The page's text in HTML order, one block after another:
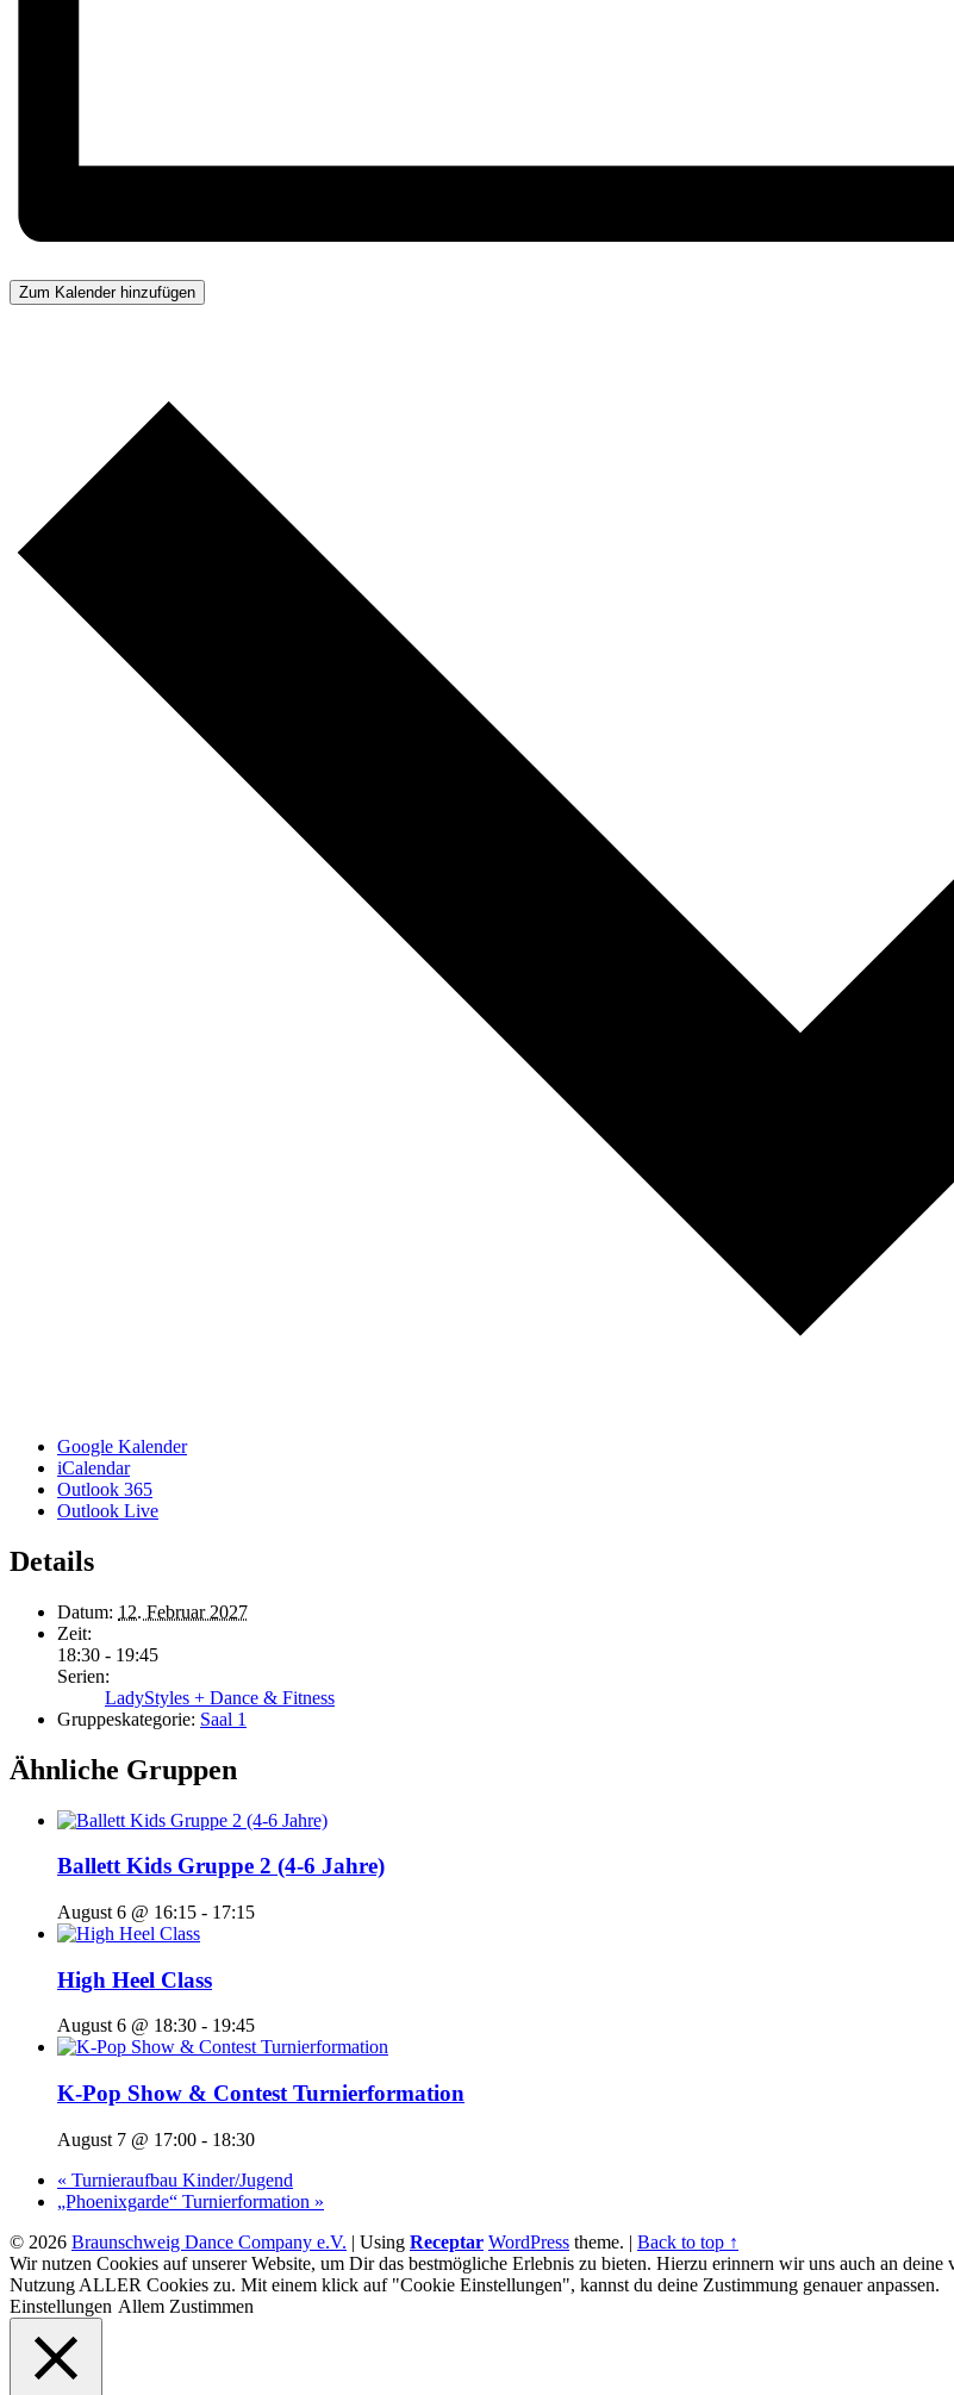
Zum Kalender hinzufügen
Google Kalender
iCalendar
Outlook 365
Outlook Live
Details
Datum: 12. Februar 2027
Zeit:
18:30 - 19:45
Serien:
LadyStyles + Dance & Fitness
Gruppeskategorie: Saal 1
Ähnliche Gruppen
Ballett Kids Gruppe 2 (4-6 Jahre)
August 6 @ 16:15 - 17:15
High Heel Class
August 6 @ 18:30 - 19:45
K-Pop Show & Contest Turnierformation
August 7 @ 17:00 - 18:30
« Turnieraufbau Kinder/Jugend
„Phoenixgarde“ Turnierformation »
© 2026 Braunschweig Dance Company e.V. | Using Receptar WordPress theme. | Back to top ↑
Wir nutzen Cookies auf unserer Website, um Dir das bestmögliche Erlebnis zu bieten. Hierzu erinnern wir uns auch an
Nutzung ALLER Cookies zu. Mit einem klick auf "Cookie Einstellungen", kannst du deine Zustimmung genauer anpassen.
Einstellungen Allem Zustimmen